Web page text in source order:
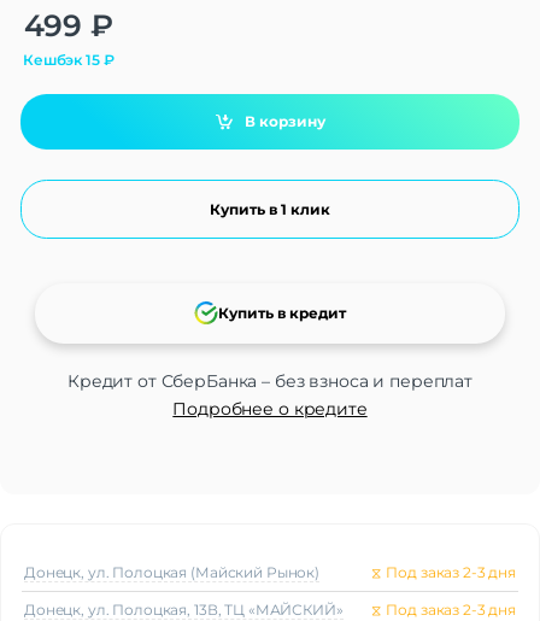
499 ₽
Кешбэк15₽
В корзину
Купить в 1 клик
Кредит от СберБанка – без взноса и переплат
Подробнее о кредите
Купить в кредит
Alternative:
Донецк, ул. Полоцкая (Майский Рынок) ⧖ Под заказ 2-3 дня
Донецк, ул. Полоцкая, 13В, ТЦ «МАЙСКИЙ» ⧖ Под заказ 2-3 дня